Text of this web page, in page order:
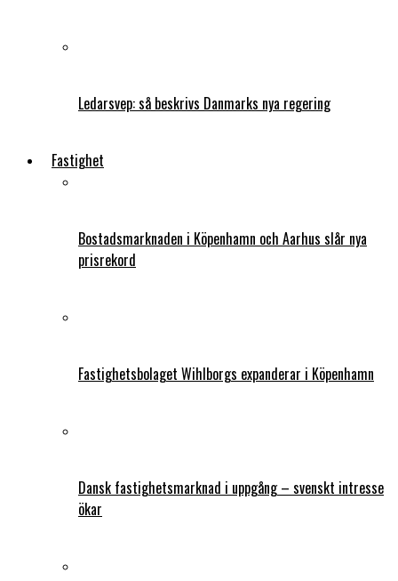
Ledarsvep: så beskrivs Danmarks nya regering
Fastighet
Bostadsmarknaden i Köpenhamn och Aarhus slår nya
prisrekord
Fastighetsbolaget Wihlborgs expanderar i Köpenhamn
Dansk fastighetsmarknad i uppgång – svenskt intresse
ökar